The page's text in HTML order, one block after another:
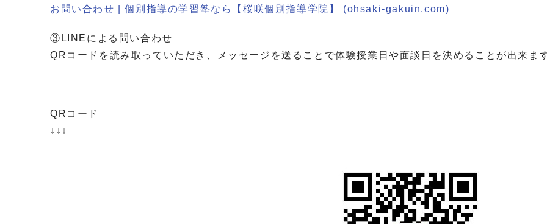
お問い合わせ | 個別指導の学習塾なら【桜咲個別指導学院】 (ohsaki-gakuin.com)
③LINEによる問い合わせ
QRコードを読み取っていただき、メッセージを送ることで体験授業日や面談日を決めることが出来ま
QRコード
↓↓↓